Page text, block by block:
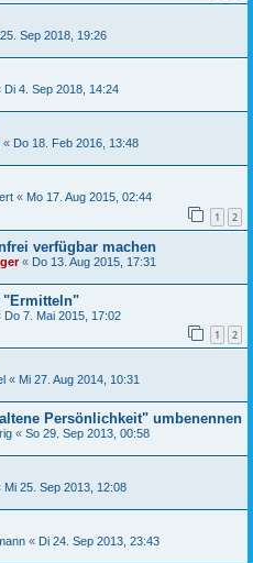
Sep 2018, 19:26
Di 4. Sep 2018, 14:24
« Do 18. Feb 2016, 13:48
« Mo 17. Aug 2015, 02:44
1 2
verfügbar machen
« Do 13. Aug 2015, 17:31
"Ermitteln"
Do 7. Mai 2015, 17:02
1 2
« Mi 27. Aug 2014, 10:31
Persönlichkeit" umbenennen
« So 29. Sep 2013, 00:58
Mi 25. Sep 2013, 12:08
« Di 24. Sep 2013, 23:43